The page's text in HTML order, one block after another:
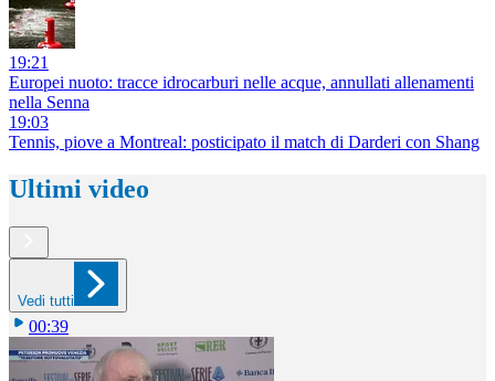
19:21
Europei nuoto: tracce idrocarburi nelle acque, annullati allenamenti
nella Senna
19:03
Tennis, piove a Montreal: posticipato il match di Darderi con Shang
Ultimi video
Vedi tutti
00:39